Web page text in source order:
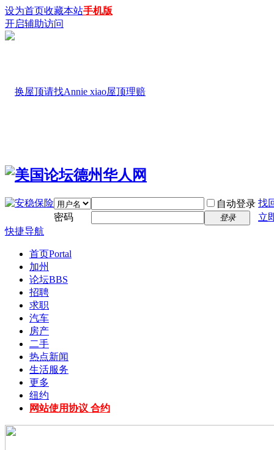
设为首页收藏本站手机版
开启辅助访问
自动登录 找
密码
登录
立
快捷导航
首页Portal
加州
论坛BBS
招聘
求职
汽车
房产
二手
热点新闻
生活服务
更多
纽约
网站使用协议 合约